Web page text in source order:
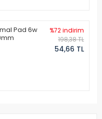
Pad 6w
%72 indirim
198,38 TL
54,66 TL